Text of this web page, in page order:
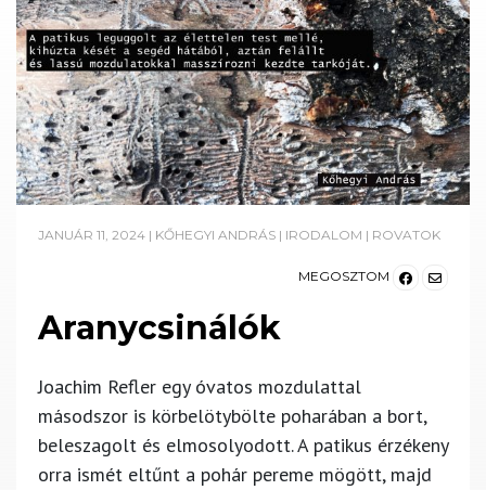
JANUÁR 11, 2024 | KŐHEGYI ANDRÁS | IRODALOM | ROVATOK
MEGOSZTOM
Aranycsinálók
Joachim Refler egy óvatos mozdulattal
másodszor is körbelötybölte poharában a bort,
beleszagolt és elmosolyodott. A patikus érzékeny
orra ismét eltűnt a pohár pereme mögött, majd